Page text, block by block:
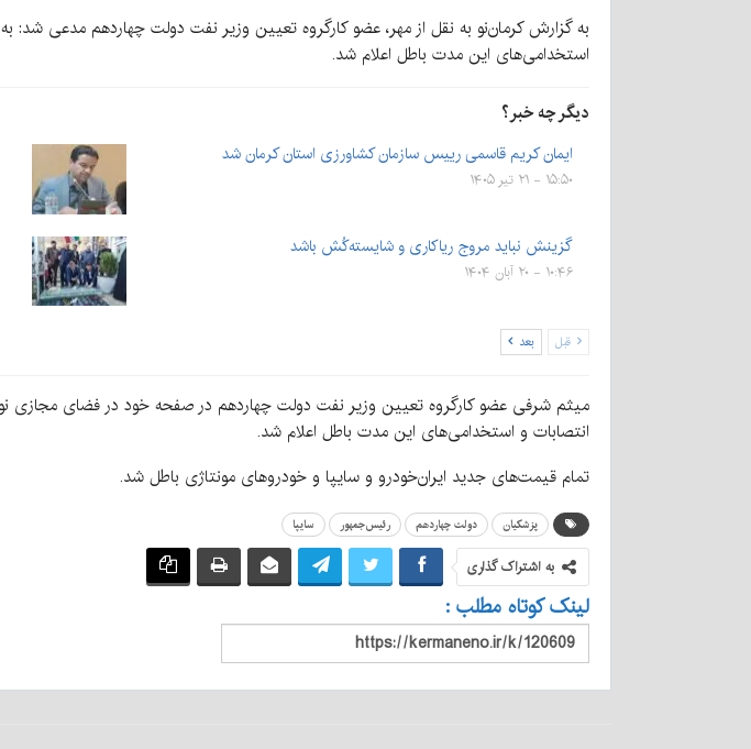
استخدامی‌های این مدت باطل اعلام شد.
دیگر چه خبر؟
ایمان کریم قاسمی رییس سازمان کشاورزی استان کرمان شد
۱۵:۵۰ - ۲۱ تیر ۱۴۰۵
گزینش نباید مروج ریاکاری و شایسته‌کُش باشد
۱۰:۴۶ - ۲۰ آبان ۱۴۰۴
قبل بعد
انتصابات و استخدامی‌های این مدت باطل اعلام شد.
تمام قیمت‌های جدید ایران‌خودرو و سایپا و خودروهای مونتاژی باطل شد.
پزشکیان دولت چهاردهم رئیس‌جمهور سایپا
به اشتراک گذاری
لینک کوتاه مطلب :